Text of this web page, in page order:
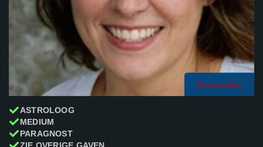
Esmaralda
ASTROLOOG
MEDIUM
PARAGNOST